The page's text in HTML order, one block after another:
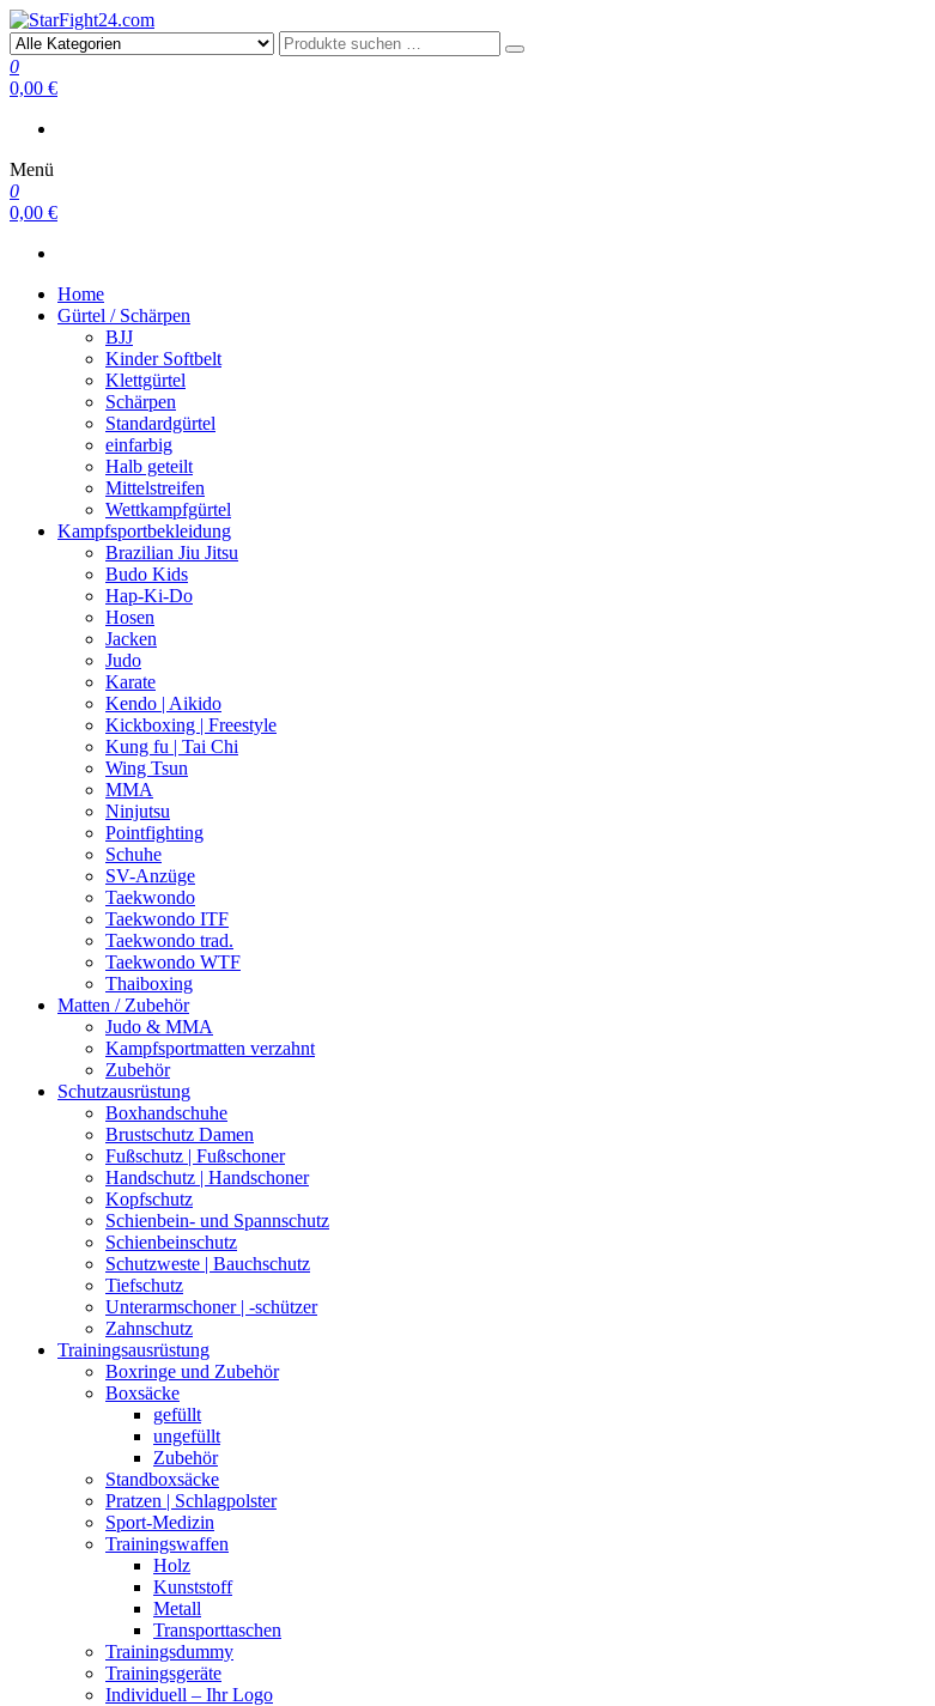
StarFight24.com
Kampfsportartikel
0
0,00 €
Menü
0
0,00 €
Home
Gürtel / Schärpen
BJJ
Kinder Softbelt
Klettgürtel
Schärpen
Standardgürtel
einfarbig
Halb geteilt
Mittelstreifen
Wettkampfgürtel
Kampfsportbekleidung
Brazilian Jiu Jitsu
Budo Kids
Hap-Ki-Do
Hosen
Jacken
Judo
Karate
Kendo | Aikido
Kickboxing | Freestyle
Kung fu | Tai Chi
Wing Tsun
MMA
Ninjutsu
Pointfighting
Schuhe
SV-Anzüge
Taekwondo
Taekwondo ITF
Taekwondo trad.
Taekwondo WTF
Thaiboxing
Matten / Zubehör
Judo & MMA
Kampfsportmatten verzahnt
Zubehör
Schutzausrüstung
Boxhandschuhe
Brustschutz Damen
Fußschutz | Fußschoner
Handschutz | Handschoner
Kopfschutz
Schienbein- und Spannschutz
Schienbeinschutz
Schutzweste | Bauchschutz
Tiefschutz
Unterarmschoner | -schützer
Zahnschutz
Trainingsausrüstung
Boxringe und Zubehör
Boxsäcke
gefüllt
ungefüllt
Zubehör
Standboxsäcke
Pratzen | Schlagpolster
Sport-Medizin
Trainingswaffen
Holz
Kunststoff
Metall
Transporttaschen
Trainingsdummy
Trainingsgeräte
Individuell – Ihr Logo